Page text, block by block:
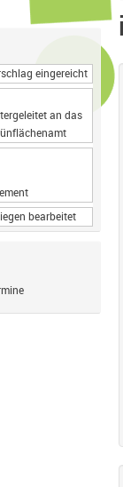
eingereicht
an das
bearbeitet